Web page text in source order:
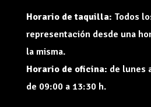
Horario de taquilla: Todos
representación desde una
la misma.
Horario de oficina: de lunes
de 09:00 a 13:30 h.